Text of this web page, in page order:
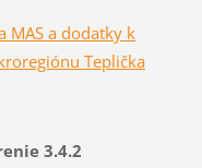
MAS a dodatky k
Teplička
3.4.2